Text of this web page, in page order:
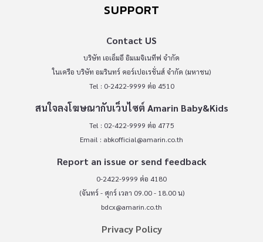
SUPPORT
Contact US
บริษัท เอเอ็มอี อิมเมจิเนทีฟ จำกัด
ในเครือ บริษัท อมรินทร์ คอร์เปอเรชั่นส์ จำกัด (มหาชน)
Tel : 0-2422-9999 ต่อ 4510
สนใจลงโฆษณากับเว็บไซต์ Amarin Baby&Kids
Tel : 02-422-9999 ต่อ 4775
Email : abkofficial@amarin.co.th
Report an issue or send feedback
0-2422-9999 ต่อ 4180
(จันทร์ - ศุกร์ เวลา 09.00 - 18.00 น)
bdcx@amarin.co.th
Privacy Policy